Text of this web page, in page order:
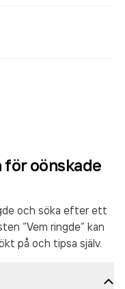
för oönskade
och söka efter ett
“Vem ringde” kan
på och tipsa själv.